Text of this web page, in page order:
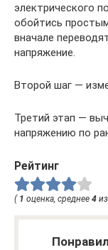
электрического
обойтись
вначале
напряжение.
Второй шаг —
Третий этап —
напряжению по
Рейтинг
( 1 оценка, среднее 4 из